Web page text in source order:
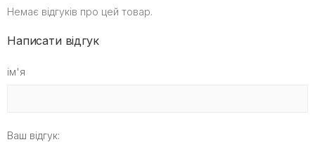
Немає відгуків про цей товар.
Написати відгук
ім'я
Ваш відгук: